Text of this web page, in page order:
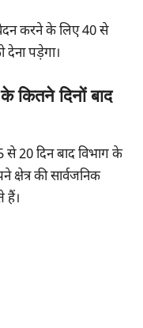
करने के लिए 40 से
पड़ेगा।
कितने दिनों बाद
20 दिन बाद विभाग के
क्षेत्र की सार्वजनिक
हैं।